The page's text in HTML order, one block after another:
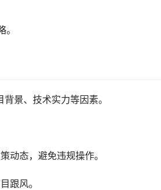
景、技术实力等因素。
动态，避免违规操作。
跟风。